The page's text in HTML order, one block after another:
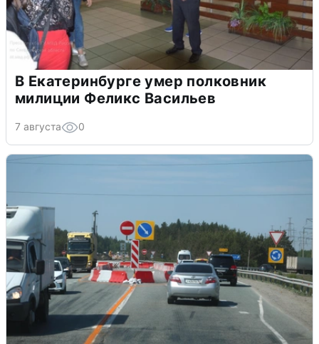
В Екатеринбурге умер полковник
милиции Феликс Васильев
7 августа 0